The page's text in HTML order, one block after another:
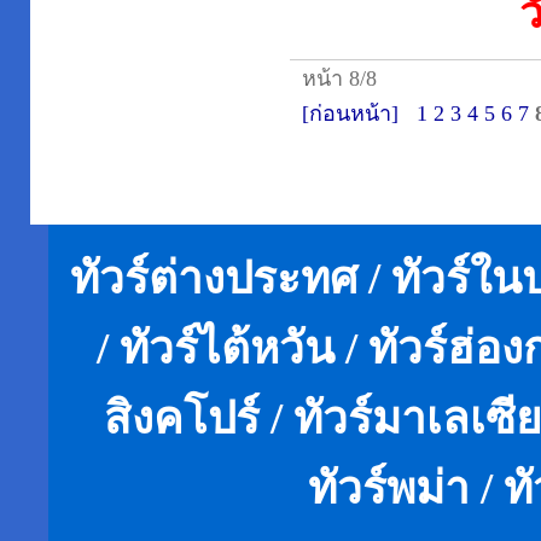
หน้า 8/8
[ก่อนหน้า]
1 2 3 4 5 6 7
ทัวร์ต่างประทศ / ทัวร์ใ
/ ทัวร์ไต้หวัน / ทัวร์ฮ่อง
สิงคโปร์ / ทัวร์มาเลเ
ทัวร์พม่า /